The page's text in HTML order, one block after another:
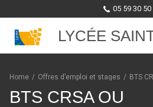
05 59 30 50
LYCÉE
Skip to content
Home / Offres d’emploi et stages / BTS
BTS CRSA OU